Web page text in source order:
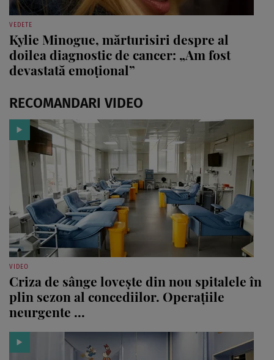
VEDETE
Kylie Minogue, mărturisiri despre al
doilea diagnostic de cancer: „Am fost
devastată emoțional”
RECOMANDARI VIDEO
VIDEO
Criza de sânge lovește din nou spitalele în
plin sezon al concediilor. Operațiile
neurgente ...